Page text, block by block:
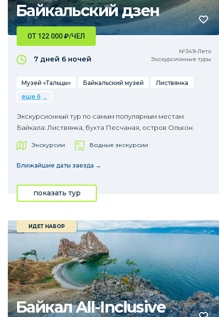
Байкальский дзен
№349•Лето
Экскурсионные туры
ОТ 122 000₽/ЧЕЛ
7 дней 6 ночей
Музей «Тальцы» Байкальский музей
Листвянка
еще 6
Экскурсионный тур по самым популярным местам
Байкала: Листвянка, бухта Песчаная, остров Ольхон.
Экскурсии Водные экскурсии
Ближайшие даты заезда →
показать тур
Байкал All-Inclusive
ИДЕТ НАБОР